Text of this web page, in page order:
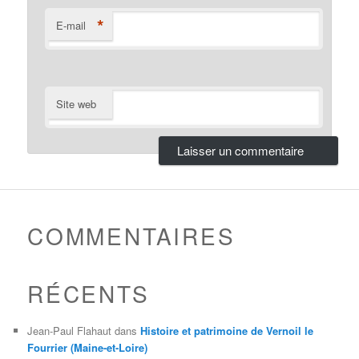
E-mail *
Site web
COMMENTAIRES
RÉCENTS
Jean-Paul Flahaut dansHistoire et patrimoine de Vernoil le
Fourrier (Maine-et-Loire)